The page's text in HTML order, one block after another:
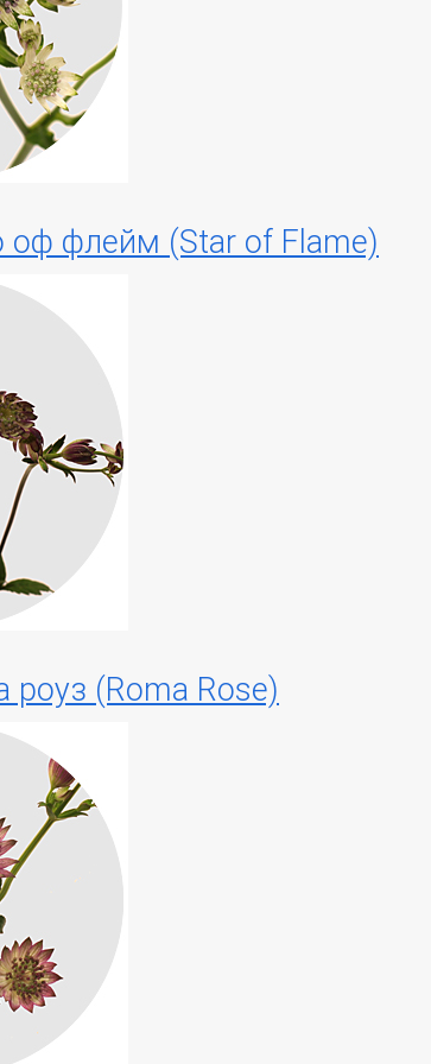
оф флейм (Star of Flame)
(Roma Rose)